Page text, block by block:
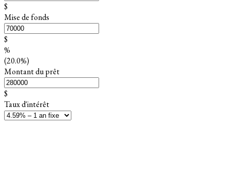
$
Mise de fonds
$
%
(20.0%)
Montant du prêt
$
Taux d'intérêt